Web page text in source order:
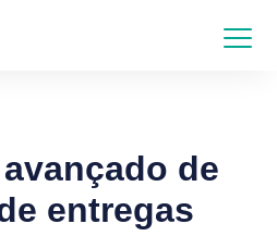
de
entregas